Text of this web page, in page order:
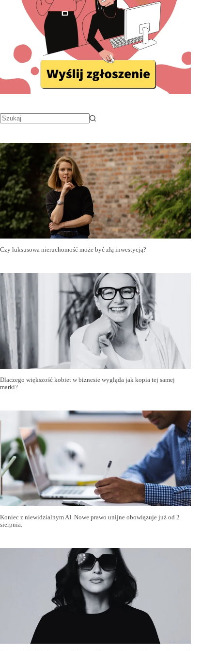
Czy luksusowa nieruchomość może być złą inwestycją?
Dlaczego większość kobiet w biznesie wygląda jak kopia tej samej
marki?
Koniec z niewidzialnym AI. Nowe prawo unijne obowiązuje już od 2
sierpnia.